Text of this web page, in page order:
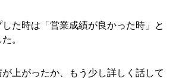
た時は「営業成績が良かった時」と
。
上がったか、もう少し詳しく話して